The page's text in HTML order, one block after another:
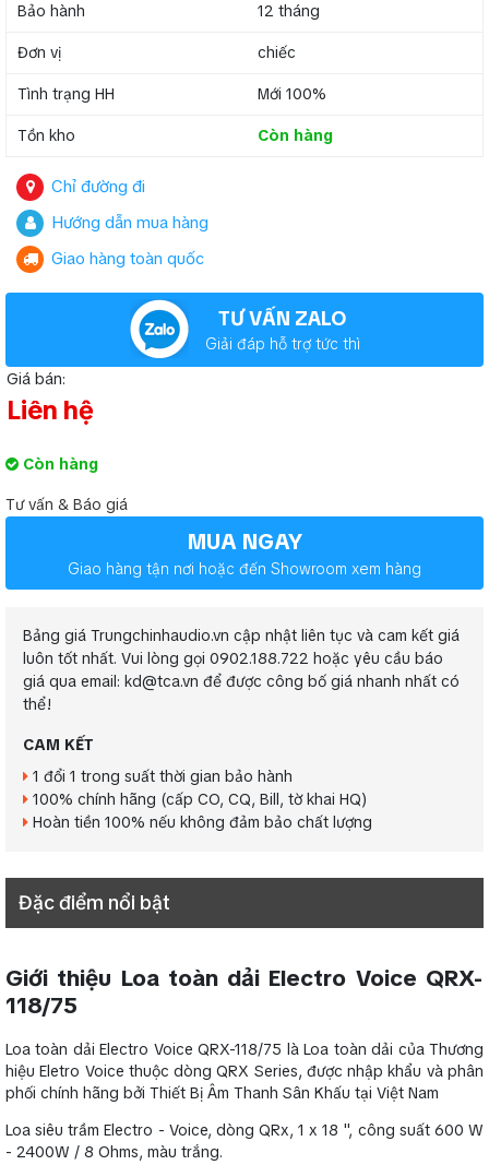
Bảo hành 12 tháng
Đơn vị chiếc
Tình trạng HH Mới 100%
Tồn kho Còn hàng
Chỉ đường đi
Hướng dẫn mua hàng
Giao hàng toàn quốc
TƯ VẤN ZALO
Giải đáp hỗ trợ tức thì
Giá bán:
Liên hệ
Còn hàng
Tư vấn & Báo giá
MUA NGAY
Giao hàng tận nơi hoặc đến Showroom xem hàng
Bảng giá Trungchinhaudio.vn cập nhật liên tục và cam kết giá
luôn tốt nhất. Vui lòng gọi 0902.188.722 hoặc yêu cầu báo
giá qua email: kd@tca.vn để được công bố giá nhanh nhất có
thể!
CAM KẾT
1 đổi 1 trong suất thời gian bảo hành
100% chính hãng (cấp CO, CQ, Bill, tờ khai HQ)
Hoàn tiền 100% nếu không đảm bảo chất lượng
Đặc điểm nổi bật
Giới thiệu Loa toàn dải Electro Voice QRX-
118/75
Loa toàn dải Electro Voice QRX-118/75 là Loa toàn dải của Thương
hiệu Eletro Voice thuộc dòng QRX Series, được nhập khẩu và phân
phối chính hãng bởi Thiết Bị Âm Thanh Sân Khấu tại Việt Nam
Loa siêu trầm Electro - Voice, dòng QRx, 1 x 18 ", công suất 600 W
- 2400W / 8 Ohms, màu trắng.